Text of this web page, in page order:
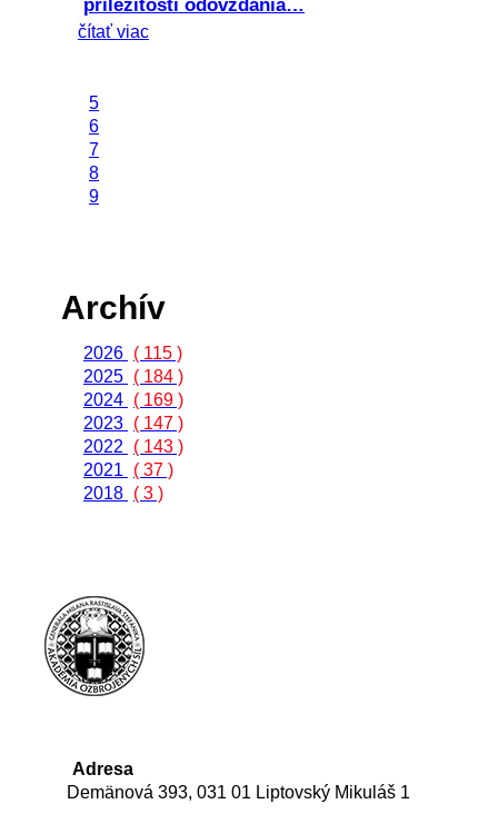
príležitosti odovzdania…
čítať viac
5
6
7
8
9
Archív
2026 ( 115 )
2025 ( 184 )
2024 ( 169 )
2023 ( 147 )
2022
( 143 )
2021
( 37 )
2018 ( 3 )
Adresa
Demänová 393, 031 01 Liptovský Mikuláš 1